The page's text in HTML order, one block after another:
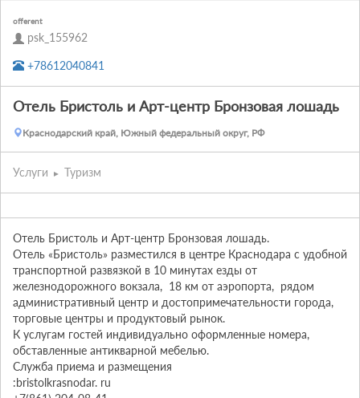
offerent
psk_155962
+78612040841
Отель Бристоль и Арт-центр Бронзовая лошадь
Краснодарский край, Южный федеральный округ, РФ
Услуги Туризм
Отель Бристоль и Арт-центр Бронзовая лошадь.
Отель «Бристоль» разместился в центре Краснодара с удобной
транспортной развязкой в 10 минутах езды от
железнодорожного вокзала,  18 км от аэропорта,  рядом
административный центр и достопримечательности города,
торговые центры и продуктовый рынок.
К услугам гостей индивидуально оформленные номера,
обставленные антикварной мебелью.
Служба приема и размещения
:bristolkrasnodar. ru